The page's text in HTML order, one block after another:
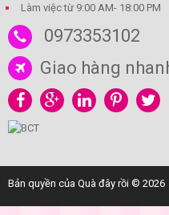
Làm việc từ 9:00 AM- 18:00 PM
0973353102
Giao hàng
Bản quyền của Quà đây rồi © 2026